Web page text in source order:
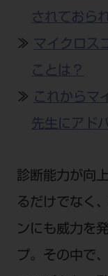
されておら
≫
マイクロス
ことは？
≫ これからマ
先生にアド
診断能力が向
るだけでなく
ンにも威力を
プ。その中で
ビバリーくん
モリタカレン
メールでの
電 話 /0800-
FAX /0800-
IP電話・ひか
受付時間 月
暇、年末年始
歯科医療従事